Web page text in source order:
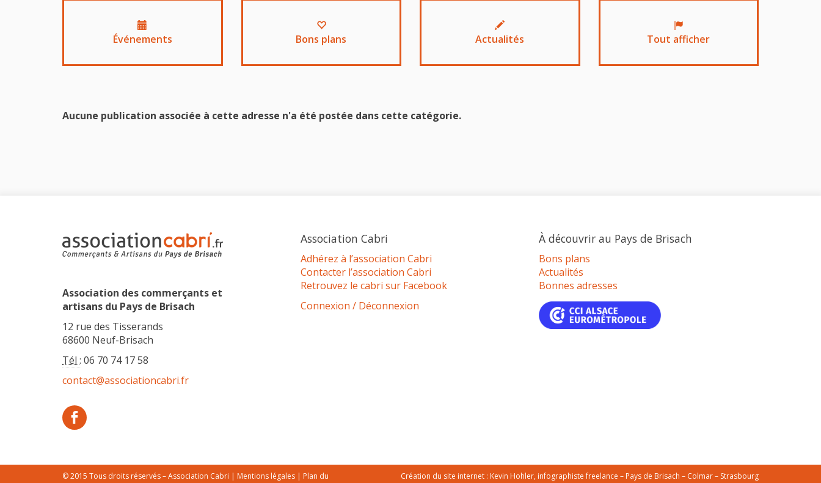
Événements Bons plans Actualités Tout afficher
Aucune publication associée à cette adresse n'a été postée dans cette catégorie.
Association des commerçants et
artisans du Pays de Brisach
12 rue des Tisserands
68600 Neuf-Brisach
Tél : 06 70 74 17 58
contact@associationcabri.fr
Association Cabri
Adhérez à l’association Cabri
Contacter l’association Cabri
Retrouvez le cabri sur Facebook
Connexion / Déconnexion
À découvrir au Pays de Brisach
Bons plans
Actualités
Bonnes adresses
© 2015 Tous droits réservés – Association Cabri | Mentions légales | Plan du
Création du site internet : Kevin Hohler, infographiste freelance – Pays de Brisach – Colmar – Strasbourg